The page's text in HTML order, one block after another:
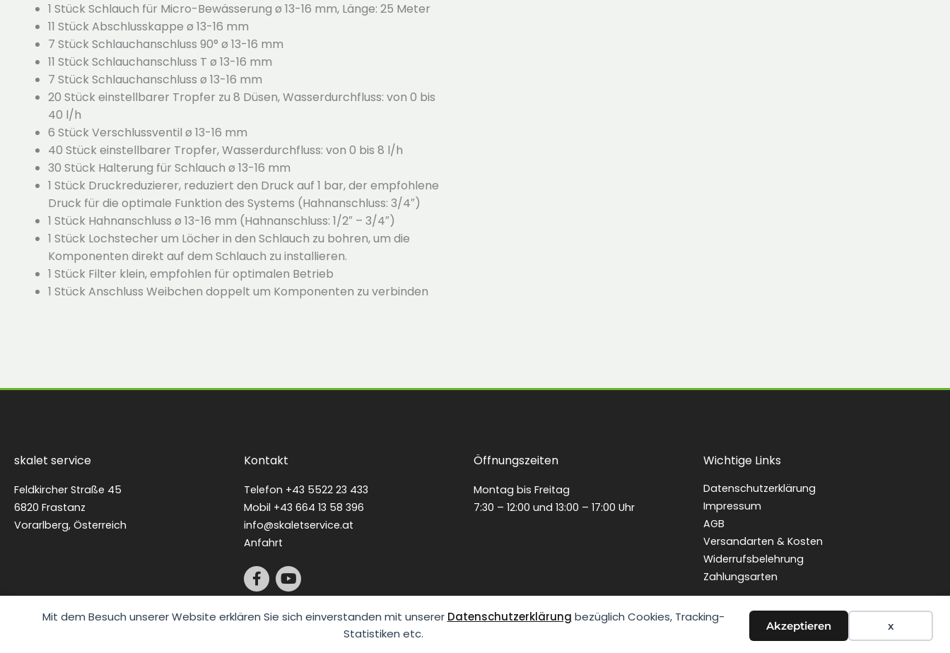
Mit dem Besuch unserer Website erklären Sie sich einverstanden mit unserer Datenschutzerklärung bezüglich Cookies, Tracking-
Statistiken etc.
Akzeptieren x
1 Stück Schlauch für Micro-Bewässerung ø 13-16 mm, Länge: 25 Meter
11 Stück Abschlusskappe ø 13-16 mm
7 Stück Schlauchanschluss 90° ø 13-16 mm
11 Stück Schlauchanschluss T ø 13-16 mm
7 Stück Schlauchanschluss ø 13-16 mm
20 Stück einstellbarer Tropfer zu 8 Düsen, Wasserdurchfluss: von 0 bis
40 l/h
6 Stück Verschlussventil ø 13-16 mm
40 Stück einstellbarer Tropfer, Wasserdurchfluss: von 0 bis 8 l/h
30 Stück Halterung für Schlauch ø 13-16 mm
1 Stück Druckreduzierer, reduziert den Druck auf 1 bar, der empfohlene
Druck für die optimale Funktion des Systems (Hahnanschluss: 3/4″)
1 Stück Hahnanschluss ø 13-16 mm (Hahnanschluss: 1/2″ – 3/4″)
1 Stück Lochstecher um Löcher in den Schlauch zu bohren, um die
Komponenten direkt auf dem Schlauch zu installieren.
1 Stück Filter klein, empfohlen für optimalen Betrieb
1 Stück Anschluss Weibchen doppelt um Komponenten zu verbinden
skalet service
Feldkircher Straße 45
6820 Frastanz
Vorarlberg, Österreich
Kontakt
Telefon +43 5522 23 433
Mobil +43 664 13 58 396
info@skaletservice.at
Anfahrt
F
a
c
e
Y
o
u
t
Öffnungszeiten
Montag bis Freitag
7:30 – 12:00 und 13:00 – 17:00 Uhr
Wichtige Links
Datenschutzerklärung
Impressum
AGB
Versandarten & Kosten
Widerrufsbelehrung
Zahlungsarten